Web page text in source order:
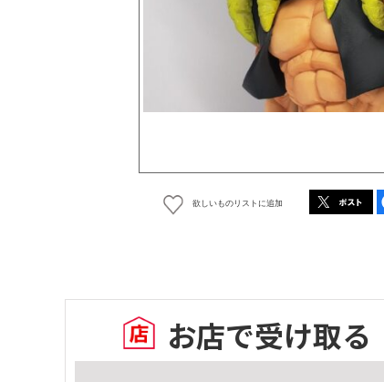
欲しいものリストに追加
お店で受け取る